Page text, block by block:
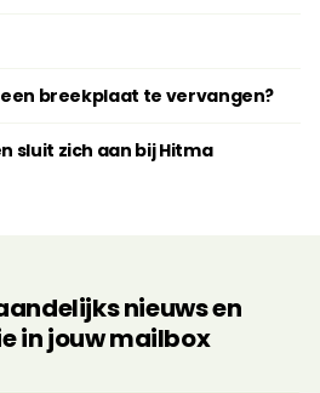
breekplaat te vervangen?
sluit zich aan bij Hitma
nieuws en
in jouw mailbox